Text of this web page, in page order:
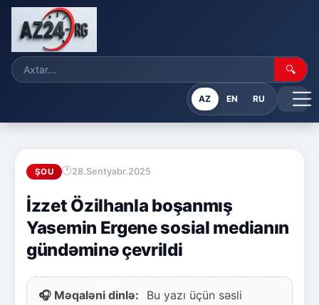
🔍
AZ EN RU
ŞOU 28.Sentyabr.2025
İzzet Özilhanla boşanmış
Yasemin Ergene sosial medianın
gündəminə çevrildi
🎧 Məqaləni dinlə:
Bu yazı üçün səsli